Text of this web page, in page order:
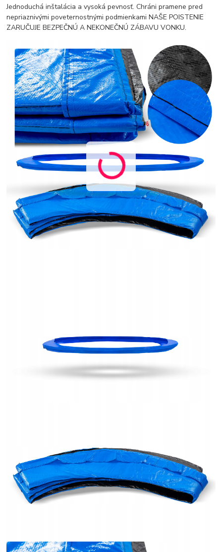
Jednoduchá inštalácia a vysoká pevnosť. Chráni pramene pred
nepriaznivými poveternostnými podmienkami NAŠE POISTENIE
ZARUČUJE BEZPEČNÚ A NEKONEČNÚ ZÁBAVU VONKU.